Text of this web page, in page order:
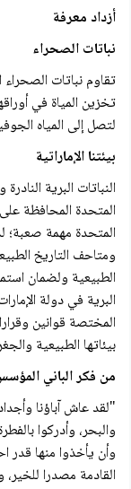
أزداد معرفة
نباتات الصحراء
تقاوم نباتات الصحراء
تخزين المياة في
لتصل إلى المياه
بيئتنا الإماراتية
النباتات البرية
المتحدة المحافظة على
المتحدة مهمة صعبة؛
ومتاحف التاريخ
الطبيعية ولضمان
البرية في دولة
المختصة قوانين
بيئاتها الطبيعية
من فكر الباني
"لقد عاش آباؤنا
والبحر، وأدركوا
وأن يأخذوا منها قدر
القادمة مصدرا للخير،